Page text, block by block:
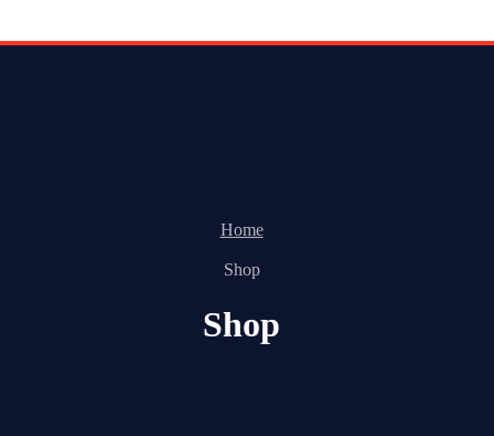
Home
Shop
Shop